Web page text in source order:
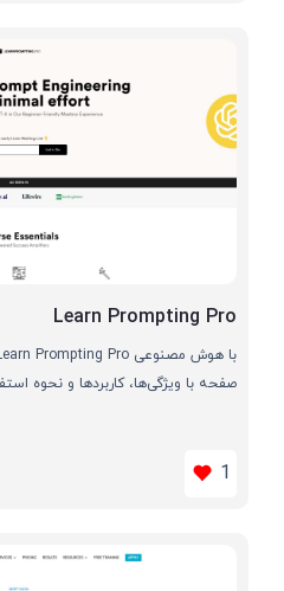
Learn Prompting Pro
صفحه با ویژگی‌ها، کاربردها و نحوه
1